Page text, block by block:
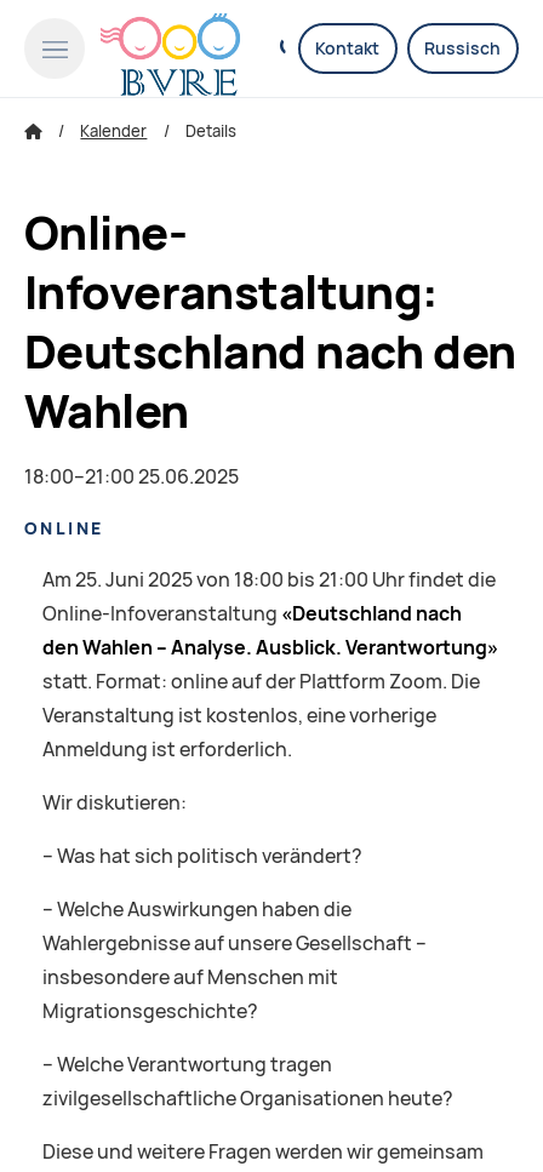
Kontakt Russisch
Kalender Details
Online-
Infoveranstaltung:
Deutschland nach den
Wahlen
18:00–21:00 25.06.2025
ONLINE
Am 25. Juni 2025 von 18:00 bis 21:00 Uhr findet die
Online-Infoveranstaltung «Deutschland nach
den Wahlen – Analyse. Ausblick. Verantwortung»
statt. Format: online auf der Plattform Zoom. Die
Veranstaltung ist kostenlos, eine vorherige
Anmeldung ist erforderlich.
Wir diskutieren:
– Was hat sich politisch verändert?
– Welche Auswirkungen haben die
Wahlergebnisse auf unsere Gesellschaft –
insbesondere auf Menschen mit
Migrationsgeschichte?
– Welche Verantwortung tragen
zivilgesellschaftliche Organisationen heute?
Diese und weitere Fragen werden wir gemeinsam